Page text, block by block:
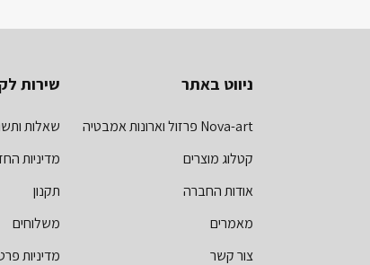
ניווט באתר
Nova-art פרזול וארונות אמבטיה
קטלוג מוצרים
אודות החברה
מאמרים
צור קשר
שירות
שאלות
מדיניות
תקנון
משלוחים
מדיניות